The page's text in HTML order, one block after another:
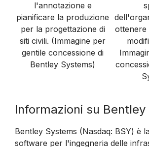
l'annotazione e
pianificare la produzione
per la progettazione di
siti civili. (Immagine per
gentile concessione di
Bentley Systems)
ottenere
Informazioni su
Bentley Systems (Nasdaq: BSY) è
software per l'ingegneria delle